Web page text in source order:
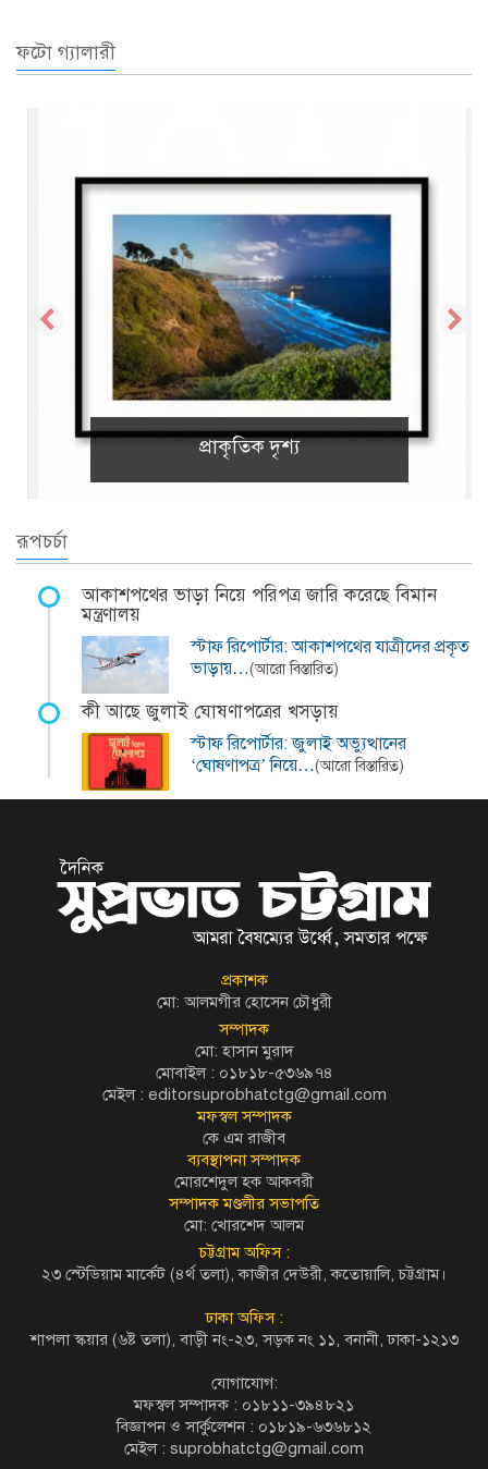
ফটো গ্যালারী
প্রাকৃতিক দৃশ্য
রূপচর্চা
আকাশপথের ভাড়া নিয়ে পরিপত্র জারি করেছে বিমান
মন্ত্রণালয়
স্টাফ রিপোর্টার: আকাশপথের যাত্রীদের প্রকৃত
ভাড়ায়…(আরো বিস্তারিত)
কী আছে জুলাই ঘোষণাপত্রের খসড়ায়
স্টাফ রিপোর্টার: জুলাই অভ্যুত্থানের
‘ঘোষণাপত্র’ নিয়ে…(আরো বিস্তারিত)
প্রকাশক
মো: আলমগীর হোসেন চৌধুরী
সম্পাদক
মো: হাসান মুরাদ
মোবাইল : ০১৮১৮-৫৩৬৯৭৪
মেইল : editorsuprobhatctg@gmail.com
মফস্বল সম্পাদক
কে এম রাজীব
ব্যবস্থাপনা সম্পাদক
মোরশেদুল হক আকবরী
সম্পাদক মণ্ডলীর সভাপতি
মো: খোরশেদ আলম
চট্টগ্রাম অফিস :
২৩ স্টেডিয়াম মার্কেট (৪র্থ তলা), কাজীর দেউরী, কতোয়ালি, চট্টগ্রাম।
ঢাকা অফিস :
শাপলা স্কয়ার (৬ষ্ট তলা), বাড়ী নং-২৩, সড়ক নং ১১, বনানী, ঢাকা-১২১৩
যোগাযোগ:
মফস্বল সম্পাদক : ০১৮১১-৩৯৪৮২১
বিজ্ঞাপন ও সার্কুলেশন : ০১৮১৯-৬৩৬৮১২
মেইল : suprobhatctg@gmail.com